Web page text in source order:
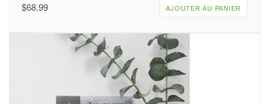
$68.99 AJOUTER AU PANIER